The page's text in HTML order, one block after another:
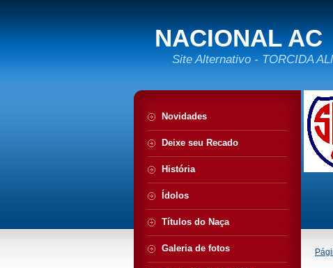
NACIONAL AC
Site Alternativo - TORCIDA
Novidades
Deixe seu Recado
História
Ídolos
Títulos do Naça
Galeria de fotos